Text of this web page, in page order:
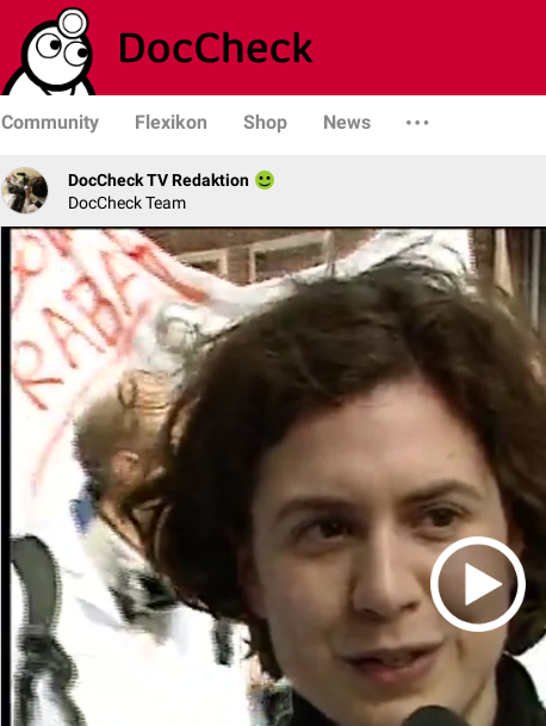
Community Flexikon Shop News
DocCheck TV Redaktion
DocCheck Team